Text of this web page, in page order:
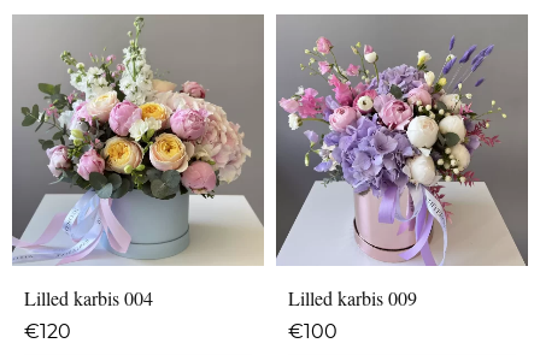
Lilled karbis 004
€120
Lilled karbis 009
€100